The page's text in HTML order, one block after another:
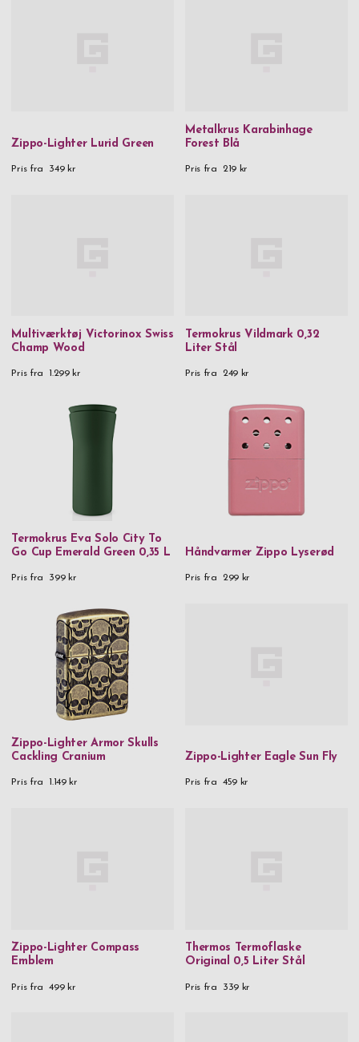
Zippo-Lighter Lurid Green
Pris fra 349 kr
Metalkrus Karabinhage
Forest Blå
Pris fra 219 kr
Multiværktøj Victorinox Swiss
Champ Wood
Pris fra 1.299 kr
Termokrus Vildmark 0,32
Liter Stål
Pris fra 249 kr
Termokrus Eva Solo City To
Go Cup Emerald Green 0,35 L
Pris fra 399 kr
Håndvarmer Zippo Lyserød
Pris fra 299 kr
Zippo-Lighter Armor Skulls
Cackling Cranium
Pris fra 1.149 kr
Zippo-Lighter Eagle Sun Fly
Pris fra 459 kr
Zippo-Lighter Compass
Emblem
Pris fra 499 kr
Thermos Termoflaske
Original 0,5 Liter Stål
Pris fra 339 kr